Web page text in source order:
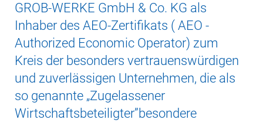
GROB-WERKE GmbH & Co. KG als
Inhaber des AEO-Zertifikats ( AEO -
Authorized Economic Operator) zum
Kreis der besonders vertrauenswürdigen
und zuverlässigen Unternehmen, die als
so genannte „Zugelassener
Wirtschaftsbeteiligter”besondere